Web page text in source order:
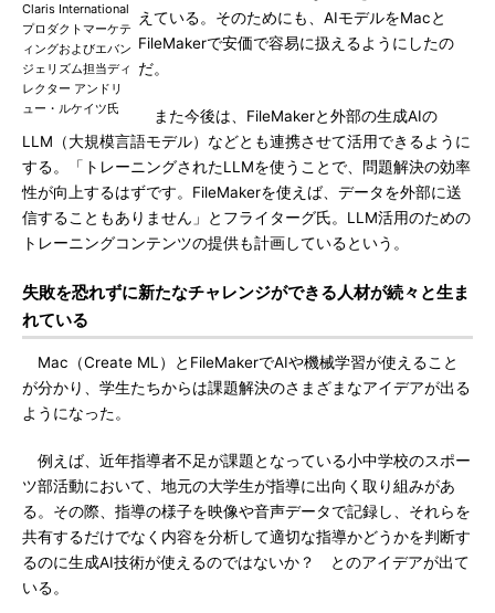
Claris International
プロダクトマーケテ
ィングおよびエバン
ジェリズム担当ディ
レクター アンドリ
ュー・ルケイツ氏
えている。そのためにも、AIモデルをMacと
FileMakerで安価で容易に扱えるようにしたの
だ。
また今後は、FileMakerと外部の生成AIの
LLM（大規模言語モデル）などとも連携させて活用できるように
する。「トレーニングされたLLMを使うことで、問題解決の効率
性が向上するはずです。FileMakerを使えば、データを外部に送
信することもありません」とフライターグ氏。LLM活用のための
トレーニングコンテンツの提供も計画しているという。
失敗を恐れずに新たなチャレンジができる人材が続々と生ま
れている
Mac（Create ML）とFileMakerでAIや機械学習が使えること
が分かり、学生たちからは課題解決のさまざまなアイデアが出る
ようになった。
例えば、近年指導者不足が課題となっている小中学校のスポー
ツ部活動において、地元の大学生が指導に出向く取り組みがあ
る。その際、指導の様子を映像や音声データで記録し、それらを
共有するだけでなく内容を分析して適切な指導かどうかを判断す
るのに生成AI技術が使えるのではないか？ とのアイデアが出て
いる。